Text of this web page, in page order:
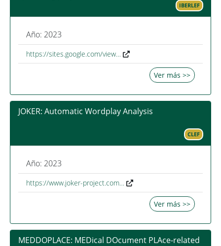
IBERLEF
Año: 2023
https://sites.google.com/view…
Ver más >>
JOKER: Automatic Wordplay Analysis
CLEF
Año: 2023
https://www.joker-project.com…
Ver más >>
MEDDOPLACE: MEDical DOcument PLAce-related